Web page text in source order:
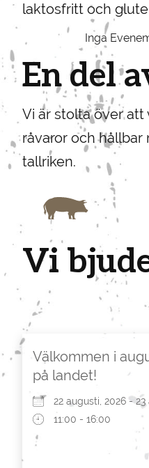
laktosfritt och
Inga
En del
Vi är stolta över att
råvaror och hållbar
tallriken.
Vi
Välkommen i
på landet!
22 augusti, 2026 -
11:00 - 16:00